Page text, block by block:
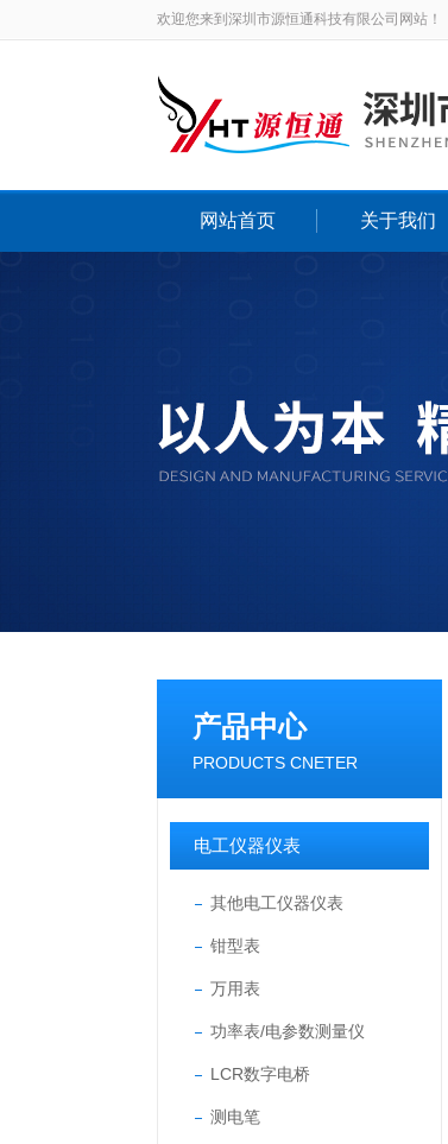
欢迎您来到深圳市源恒通科技有限公司网站！
网站首页 关于我们
产品中心
PRODUCTS CNETER
电工仪器仪表
其他电工仪器仪表
钳型表
万用表
功率表/电参数测量仪
LCR数字电桥
测电笔